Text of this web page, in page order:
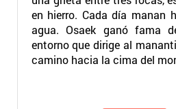
en hierro. Cada día manan
agua. Osaek ganó fama
entorno que dirige al
camino hacia la cima del